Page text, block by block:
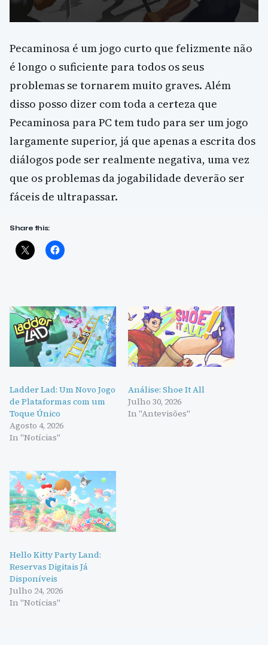
Pecaminosa é um jogo curto que felizmente não
é longo o suficiente para todos os seus
problemas se tornarem muito graves. Além
disso posso dizer com toda a certeza que
Pecaminosa para PC tem tudo para ser um jogo
largamente superior, já que apenas a escrita dos
diálogos pode ser realmente negativa, uma vez
que os problemas da jogabilidade deverão ser
fáceis de ultrapassar.
Share this:
Ladder Lad: Um Novo Jogo
de Plataformas com um
Toque Único
Agosto 4, 2026
In "Notícias"
Análise: Shoe It All
Julho 30, 2026
In "Antevisões"
Hello Kitty Party Land:
Reservas Digitais Já
Disponíveis
Julho 24, 2026
In "Notícias"